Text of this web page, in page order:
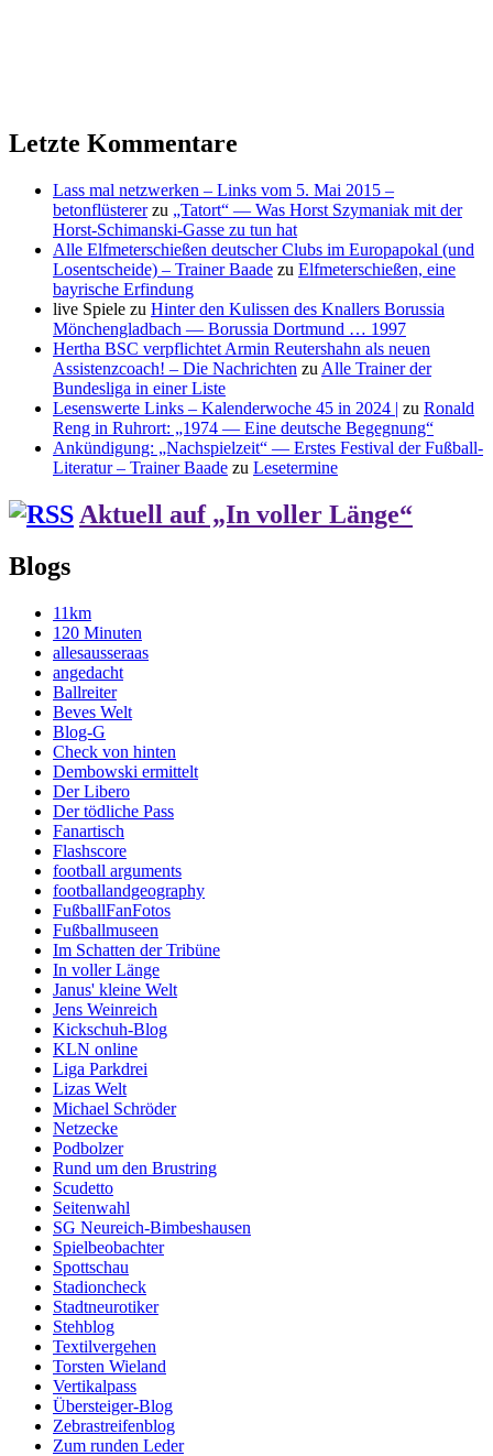
Letzte Kommentare
Lass mal netzwerken – Links vom 5. Mai 2015 –
betonflüstererzu „Tatort“ — Was Horst Szymaniak mit der
Horst-Schimanski-Gasse zu tun hat
Alle Elfmeterschießen deutscher Clubs im Europapokal (und
Losentscheide) – Trainer Baade zu Elfmeterschießen, eine
bayrische Erfindung
live Spiele zu Hinter den Kulissen des Knallers Borussia
Mönchengladbach — Borussia Dortmund … 1997
Hertha BSC verpflichtet Armin Reutershahn als neuen
Assistenzcoach! – Die Nachrichten zu Alle Trainer der
Bundesliga in einer Liste
Lesenswerte Links – Kalenderwoche 45 in 2024 | zu Ronald
Reng in Ruhrort: „1974 — Eine deutsche Begegnung“
Ankündigung: „Nachspielzeit“ — Erstes Festival der Fußball-
Literatur – Trainer Baade zu Lesetermine
Aktuell auf „In voller Länge“
Blogs
11km
120 Minuten
allesausseraas
angedacht
Ballreiter
Beves Welt
Blog-G
Check von hinten
Dembowski ermittelt
Der Libero
Der tödliche Pass
Fanartisch
Flashscore
football arguments
footballandgeography
FußballFanFotos
Fußballmuseen
Im Schatten der Tribüne
In voller Länge
Janus' kleine Welt
Jens Weinreich
Kickschuh-Blog
KLN online
Liga Parkdrei
Lizas Welt
Michael Schröder
Netzecke
Podbolzer
Rund um den Brustring
Scudetto
Seitenwahl
SG Neureich-Bimbeshausen
Spielbeobachter
Spottschau
Stadioncheck
Stadtneurotiker
Stehblog
Textilvergehen
Torsten Wieland
Vertikalpass
Übersteiger-Blog
Zebrastreifenblog
Zum runden Leder